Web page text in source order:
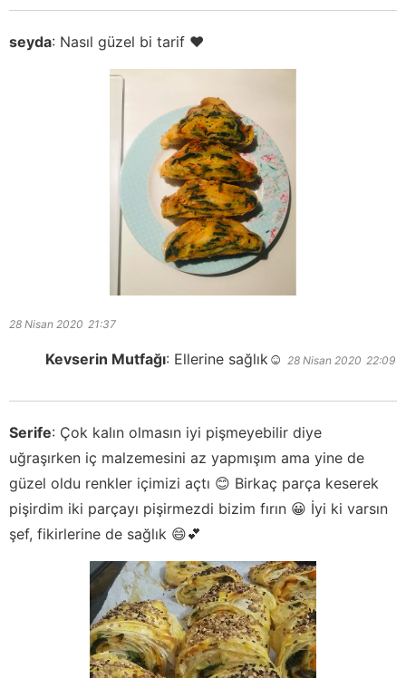
seyda: Nasıl güzel bi tarif ♥️
28 Nisan 2020 21:37
Kevserin Mutfağı: Ellerine sağlık☺️ 28 Nisan 2020 22:09
Serife: Çok kalın olmasın iyi pişmeyebilir diye
uğraşırken iç malzemesini az yapmışım ama yine de
güzel oldu renkler içimizi açtı 😊 Birkaç parça keserek
pişirdim iki parçayı pişirmezdi bizim fırın 😀 İyi ki varsın
şef, fikirlerine de sağlık 😄💕